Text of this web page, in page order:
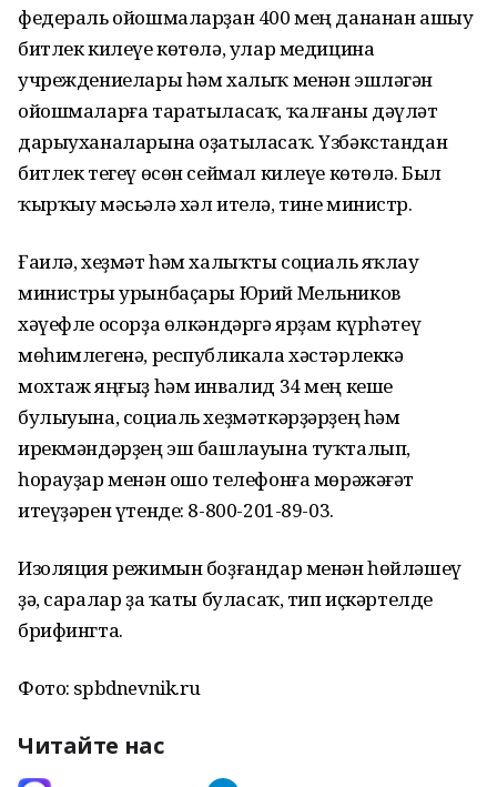
федераль ойошмаларҙан 400 мең дананан ашыу
битлек килеүе көтөлә, улар медицина
учреждениелары һәм халыҡ менән эшләгән
ойошмаларға таратыласаҡ, ҡалғаны дәүләт
дарыуханаларына оҙатыласаҡ. Үзбәкстандан
битлек тегеү өсөн сеймал килеүе көтөлә. Был
ҡырҡыу мәсьәлә хәл ителә, тине министр.
Ғаилә, хеҙмәт һәм халыҡты социаль яҡлау
министры урынбаҫары Юрий Мельников
хәүефле осорҙа өлкәндәргә ярҙам күрһәтеү
мөһимлегенә, республикала хәстәрлеккә
мохтаж яңғыҙ һәм инвалид 34 мең кеше
булыуына, социаль хеҙмәткәрҙәрҙең һәм
ирекмәндәрҙең эш башлауына туҡталып,
һорауҙар менән ошо телефонға мөрәжәғәт
итеүҙәрен үтенде: 8-800-201-89-03.
Изоляция режимын боҙғандар менән һөйләшеү
ҙә, саралар ҙа ҡаты буласаҡ, тип иҫкәртелде
брифингта.
Фото: spbdnevnik.ru
Читайте нас